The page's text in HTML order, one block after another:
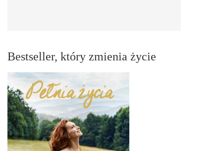
Bestseller, który zmienia życie